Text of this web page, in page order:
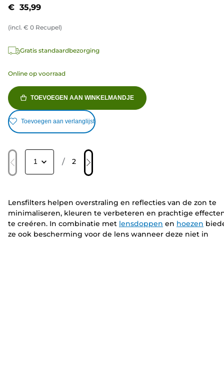
€ 35,99
(incl. € 0 Recupel)
Gratis standaardbezorging
Online op voorraad
TOEVOEGEN AAN WINKELMANDJE
Toevoegen aan verlanglijst
/ 2
Lensfilters helpen overstraling en reflecties van de zon te
minimaliseren, kleuren te verbeteren en prachtige
te creéren. In combinatie met lensdoppen en hoezen
ze ook bescherming voor de lens wanneer deze niet in